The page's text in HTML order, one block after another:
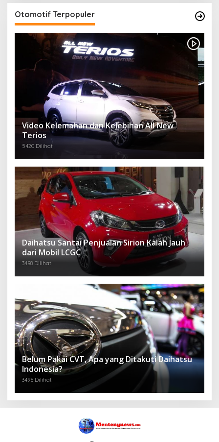
Otomotif Terpopuler
Video Kelemahan dan Kelebihan All New
Terios
5420 Dilihat
Daihatsu Santai Penjualan Sirion Kalah Jauh
dari Mobil LCGC
3498 Dilihat
Belum Pakai CVT, Apa yang Ditakuti Daihatsu
Indonesia?
3496 Dilihat